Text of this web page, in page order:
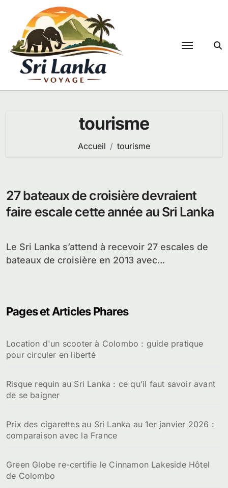
contenu
tourisme
Accueil tourisme
27 bateaux de croisière devraient
faire escale cette année au Sri Lanka
Le Sri Lanka s’attend à recevoir 27 escales de
bateaux de croisière en 2013 avec...
Pages et Articles Phares
Location d'un scooter à Colombo : guide pratique
pour circuler en liberté
Risque requin au Sri Lanka : ce qu’il faut savoir avant
de se baigner
Prix des cigarettes au Sri Lanka au 1er janvier 2026 :
comparaison avec la France
Green Globe re-certifie le Cinnamon Lakeside Hôtel
de Colombo